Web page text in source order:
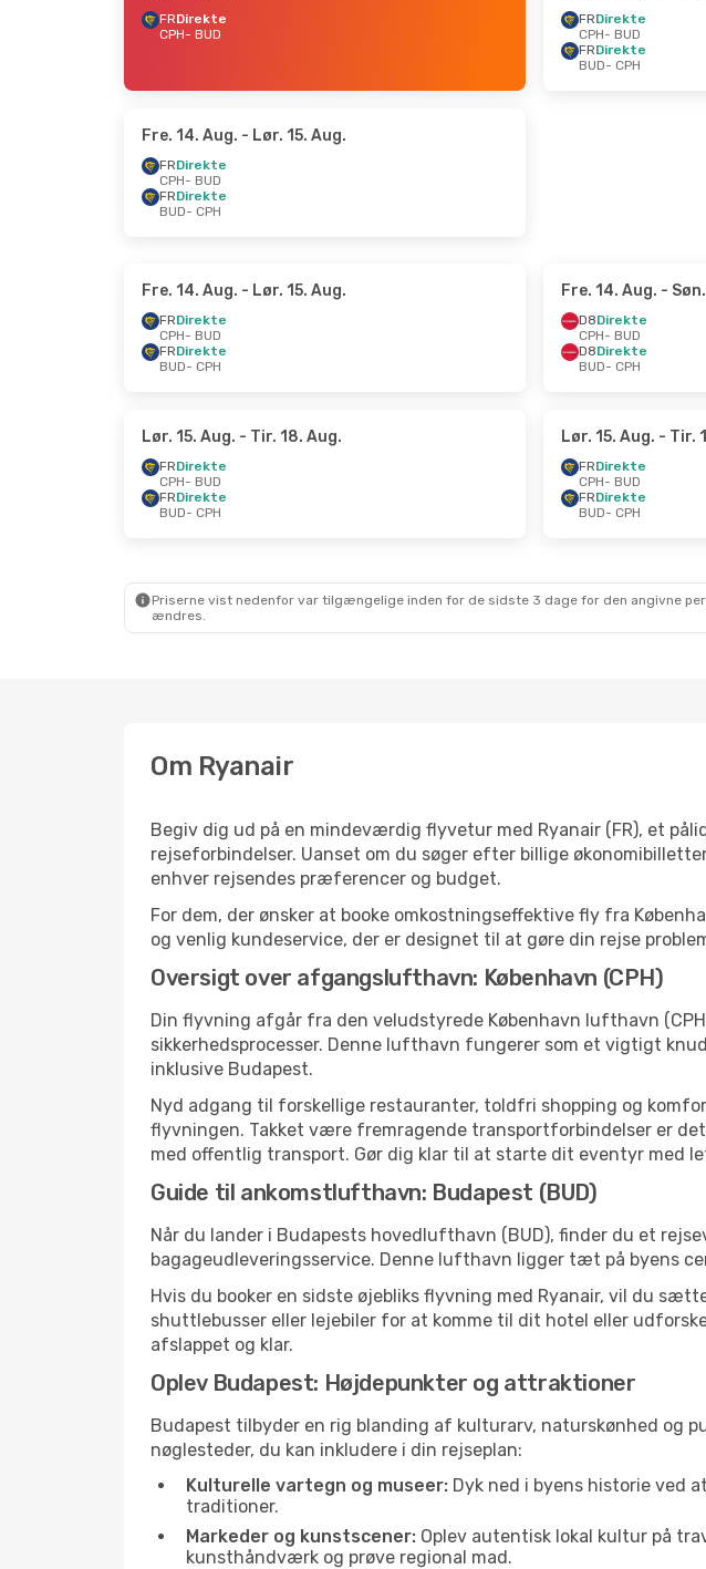
FRDirekte
CPH- BUD
FRDirekte
CPH- BUD
FRDirekte
BUD- CPH
Fre. 14. Aug. - Lør. 15. Aug.
FRDirekte
CPH- BUD
FRDirekte
BUD- CPH
Fre. 14. Aug. - Lør. 15. Aug.
FRDirekte
CPH- BUD
FRDirekte
BUD- CPH
Fre. 14. Aug. -
D8Direkte
CPH- BUD
D8Direkte
BUD- CPH
Lør. 15. Aug. - Tir. 18. Aug.
FRDirekte
CPH- BUD
FRDirekte
BUD- CPH
Lør. 15. Aug. - Tir.
FRDirekte
CPH- BUD
FRDirekte
BUD- CPH
Priserne vist nedenfor var tilgængelige inden for de sidste 3 dage for den angivne
ændres.
Om Ryanair
Begiv dig ud på en mindeværdig flyvetur med Ryanair (FR), et
rejseforbindelser. Uanset om du søger efter billige
enhver rejsendes præferencer og budget.
For dem, der ønsker at booke omkostningseffektive fly fra
og venlig kundeservice, der er designet til at gøre din rejse
Oversigt over afgangslufthavn: København (CPH)
Din flyvning afgår fra den veludstyrede København lufthavn
sikkerhedsprocesser. Denne lufthavn fungerer som et vigtigt
inklusive Budapest.
Nyd adgang til forskellige restauranter, toldfri shopping og
flyvningen. Takket være fremragende transportforbindelser er
med offentlig transport. Gør dig klar til at starte dit eventyr med
Guide til ankomstlufthavn: Budapest (BUD)
Når du lander i Budapests hovedlufthavn (BUD), finder du et
bagageudleveringsservice. Denne lufthavn ligger tæt på byens
Hvis du booker en sidste øjebliks flyvning med Ryanair, vil du
shuttlebusser eller lejebiler for at komme til dit hotel eller
afslappet og klar.
Oplev Budapest: Højdepunkter og attraktioner
Budapest tilbyder en rig blanding af kulturarv, naturskønhed og
nøglesteder, du kan inkludere i din rejseplan:
Kulturelle vartegn og museer: Dyk ned i byens historie ved
traditioner.
Markeder og kunstscener: Oplev autentisk lokal kultur på
kunsthåndværk og prøve regional mad.